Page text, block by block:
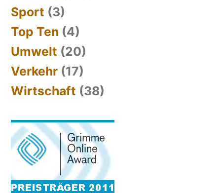
Sport (3)
Top Ten (4)
Umwelt (20)
Verkehr (17)
Wirtschaft (38)